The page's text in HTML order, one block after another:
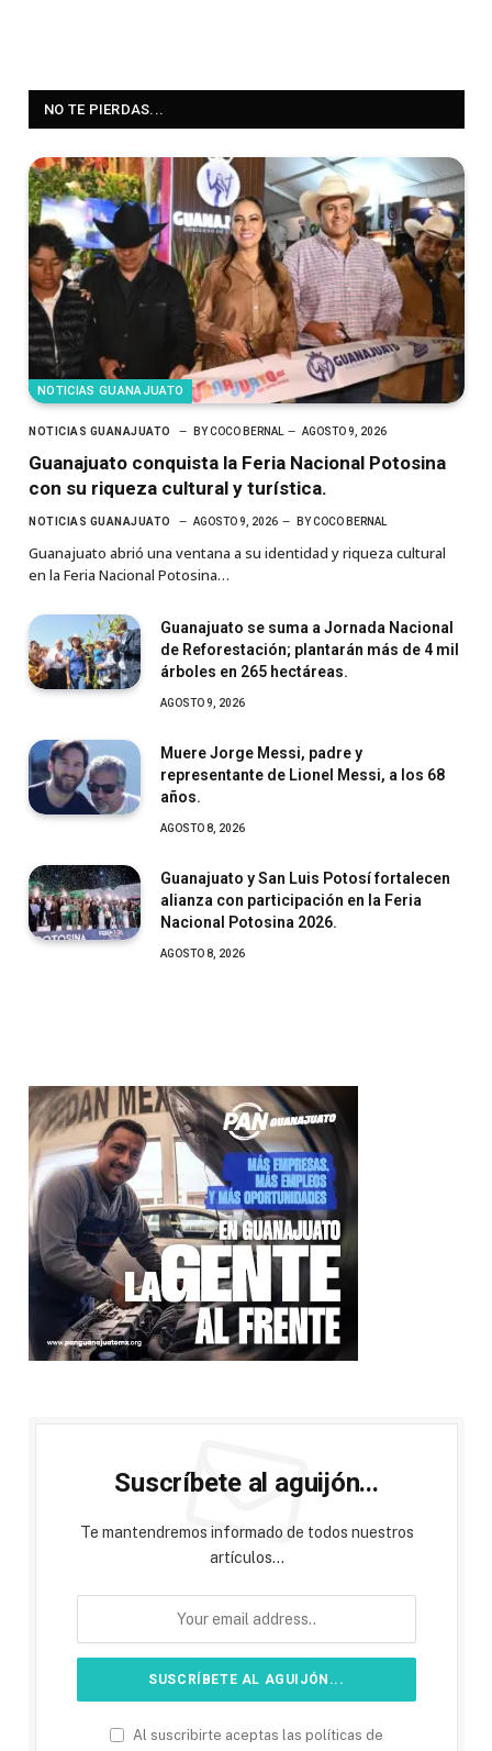
NO TE PIERDAS...
NOTICIAS GUANAJUATO
NOTICIAS GUANAJUATO BY COCO BERNAL AGOSTO 9, 2026
Guanajuato conquista la Feria Nacional Potosina
con su riqueza cultural y turística.
NOTICIAS GUANAJUATO AGOSTO 9, 2026 BY COCO BERNAL
Guanajuato abrió una ventana a su identidad y riqueza cultural
en la Feria Nacional Potosina…
Guanajuato se suma a Jornada Nacional
de Reforestación; plantarán más de 4 mil
árboles en 265 hectáreas.
AGOSTO 9, 2026
Muere Jorge Messi, padre y
representante de Lionel Messi, a los 68
años.
AGOSTO 8, 2026
Guanajuato y San Luis Potosí fortalecen
alianza con participación en la Feria
Nacional Potosina 2026.
AGOSTO 8, 2026
Suscríbete al aguijón...
Te mantendremos informado de todos nuestros
artículos...
Al suscribirte aceptas las políticas de